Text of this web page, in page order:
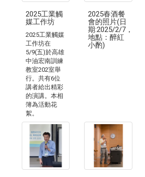
2025工業觸
媒工作坊
2025工業觸媒
工作坊在
5/9(五)於高雄
中油宏南訓練
教室202室舉
行。共有6位
講者給出精彩
的演講。本相
簿為活動花
絮。
2025春酒餐
會的照片(日
期:2025/2/7，
地點：醉紅
小酌)